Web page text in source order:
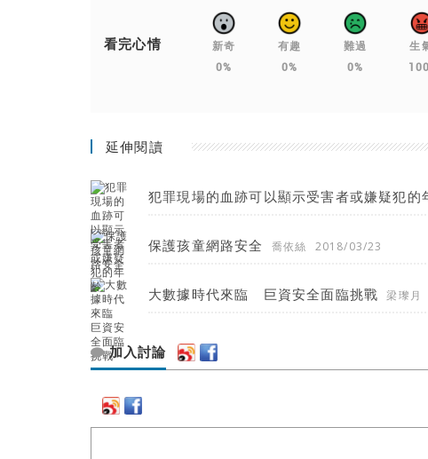
看完心情
新奇
0%
有趣
0%
難過
0%
生
延伸閱讀
犯罪現場的血跡可以顯示受害者或嫌疑犯的
保護孩童網路安全 喬依絲 2018/03/23
大數據時代來臨 巨資安全面臨挑戰 梁瓈月
加入討論